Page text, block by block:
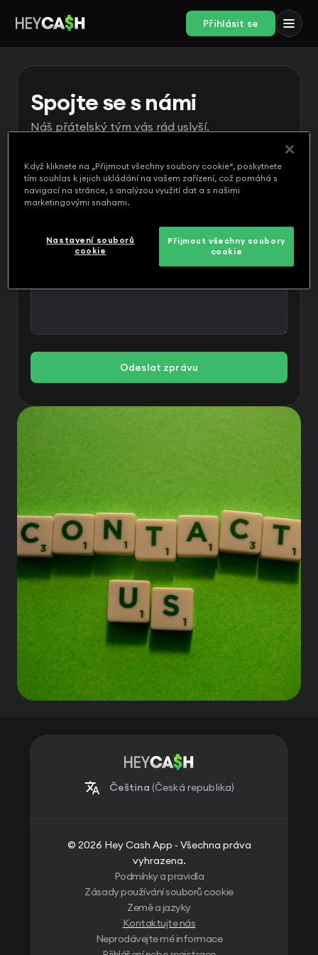
Přihlásit se
Spojte se s námi
Náš přátelský tým vás rád uslyší.
Zpráva
Odeslat zprávu
Čeština (Česká republika)
© 2026 Hey Cash App ‐ Všechna práva
vyhrazena.
Podmínky a pravidla
Zásady používání souborů cookie
Země a jazyky
Kontaktujte nás
Neprodávejte mé informace
Když kliknete na „Přijmout všechny soubory cookie“, poskytnete
tím souhlas k jejich ukládání na vašem zařízení, což pomáhá s
navigací na stránce, s analýzou využití dat a s našimi
marketingovými snahami.
Přijmout všechny soubory
cookie
Nastavení souborů
cookie